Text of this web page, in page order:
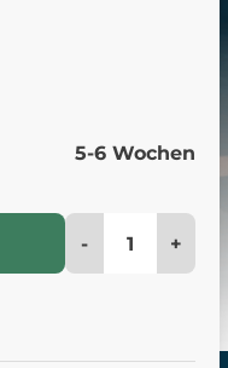
5-6 Wochen
- +